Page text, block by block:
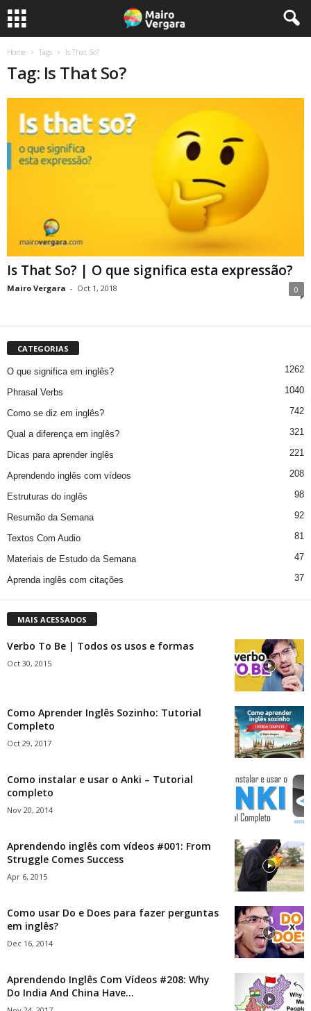
Home Tags Is That So?
Tag: Is That So?
Is That So? | O que significa esta expressão?
Mairo Vergara - Oct 1, 2018 0
CATEGORIAS
O que significa em inglês? 1262
Phrasal Verbs 1040
Como se diz em inglês? 742
Qual a diferença em inglês? 321
Dicas para aprender inglês 221
Aprendendo inglês com vídeos 208
Estruturas do inglês 98
Resumão da Semana 92
Textos Com Audio 81
Materiais de Estudo da Semana 47
Aprenda inglês com citações 37
MAIS ACESSADOS
Verbo To Be | Todos os usos e formas
Oct 30, 2015
Como Aprender Inglês Sozinho: Tutorial
Completo
Oct 29, 2017
Como instalar e usar o Anki – Tutorial
completo
Nov 20, 2014
Aprendendo inglês com vídeos #001: From
Struggle Comes Success
Apr 6, 2015
Como usar Do e Does para fazer perguntas
em inglês?
Dec 16, 2014
Aprendendo Inglês Com Vídeos #208: Why
Do India And China Have...